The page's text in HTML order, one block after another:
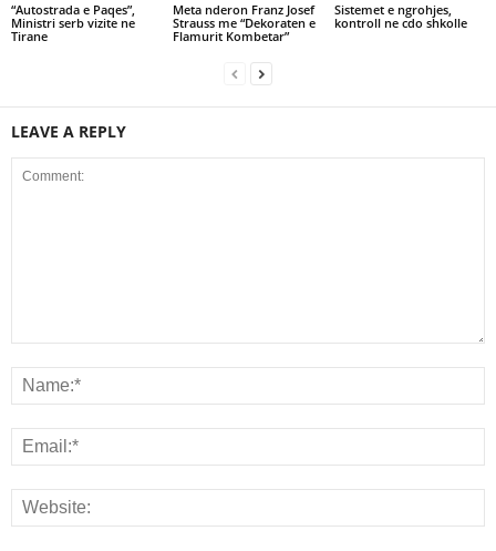
“Autostrada e Paqes”,
Ministri serb vizite ne
Tirane
Meta nderon Franz Josef
Strauss me “Dekoraten e
Flamurit Kombetar”
Sistemet e ngrohjes,
kontroll ne cdo shkolle
LEAVE A REPLY